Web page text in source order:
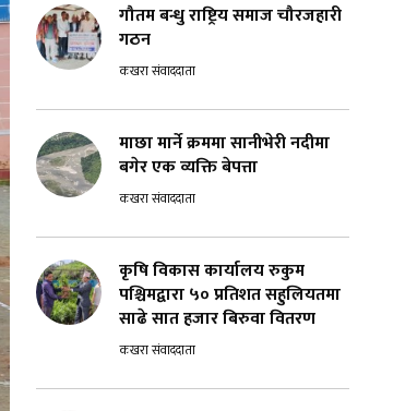
गौतम बन्धु राष्ट्रिय समाज चौरजहारी
गठन
कखरा संवाददाता
माछा मार्ने क्रममा सानीभेरी नदीमा
बगेर एक व्यक्ति बेपत्ता
कखरा संवाददाता
कृषि विकास कार्यालय रुकुम
पश्चिमद्वारा ५० प्रतिशत सहुलियतमा
साढे सात हजार बिरुवा वितरण
कखरा संवाददाता